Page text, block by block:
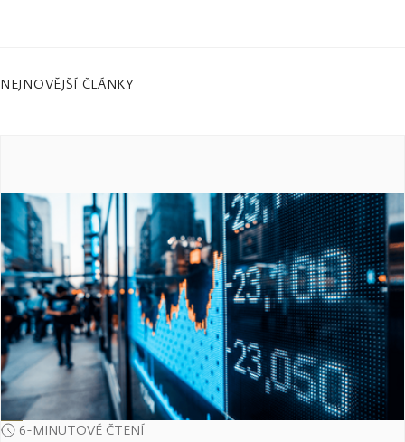
NEJNOVĚJŠÍ ČLÁNKY
6-MINUTOVÉ ČTENÍ